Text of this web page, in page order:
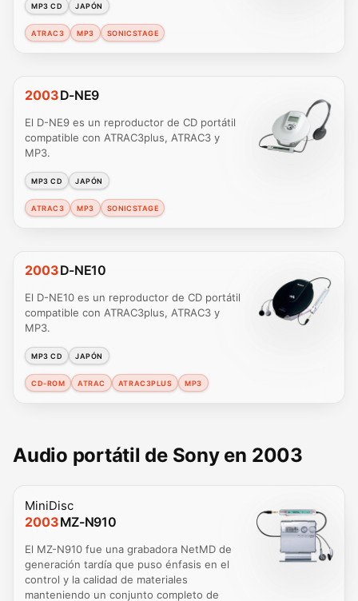
MP3 CD JAPÓN
ATRAC3 MP3 SONICSTAGE
2003D-NE9
El D-NE9 es un reproductor de CD portátil
compatible con ATRAC3plus, ATRAC3 y
MP3.
MP3 CD JAPÓN
ATRAC3 MP3 SONICSTAGE
2003D-NE10
El D-NE10 es un reproductor de CD portátil
compatible con ATRAC3plus, ATRAC3 y
MP3.
MP3 CD JAPÓN
CD-ROM ATRAC ATRAC3PLUS MP3
Audio portátil de Sony en 2003
MiniDisc
2003MZ-N910
El MZ-N910 fue una grabadora NetMD de
generación tardía que puso énfasis en el
control y la calidad de materiales
manteniendo un conjunto completo de